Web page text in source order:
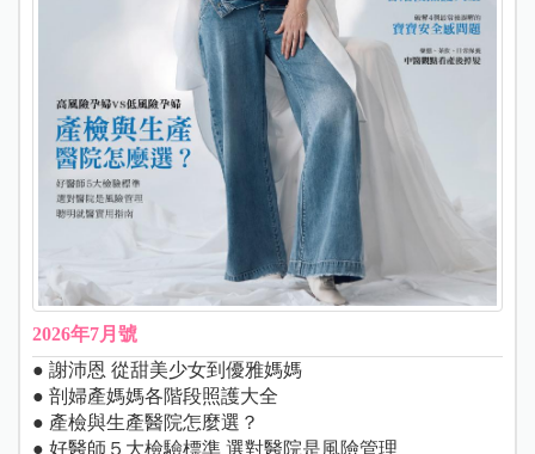
2026年7月號
● 謝沛恩 從甜美少女到優雅媽媽
● 剖婦產媽媽各階段照護大全
● 產檢與生產醫院怎麼選？
● 好醫師５大檢驗標準 選對醫院是風險管理